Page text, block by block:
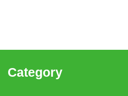
Category